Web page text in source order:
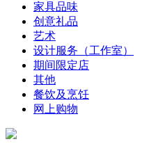
家具品味
创意礼品
艺术
设计服务（工作室）
期间限定店
其他
餐饮及烹饪
网上购物